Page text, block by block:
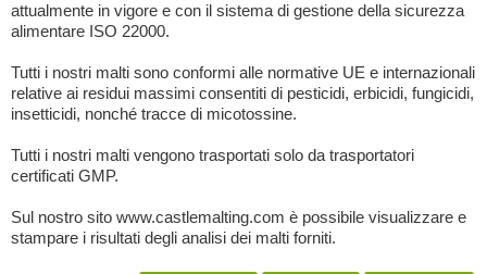
attualmente in vigore e con il sistema di gestione della sicurezza
alimentare ISO 22000.
Tutti i nostri malti sono conformi alle normative UE e internazionali
relative ai residui massimi consentiti di pesticidi, erbicidi, fungicidi,
insetticidi, nonché tracce di micotossine.
Tutti i nostri malti vengono trasportati solo da trasportatori
certificati GMP.
Sul nostro sito www.castlemalting.com è possibile visualizzare e
stampare i risultati degli analisi dei malti forniti.